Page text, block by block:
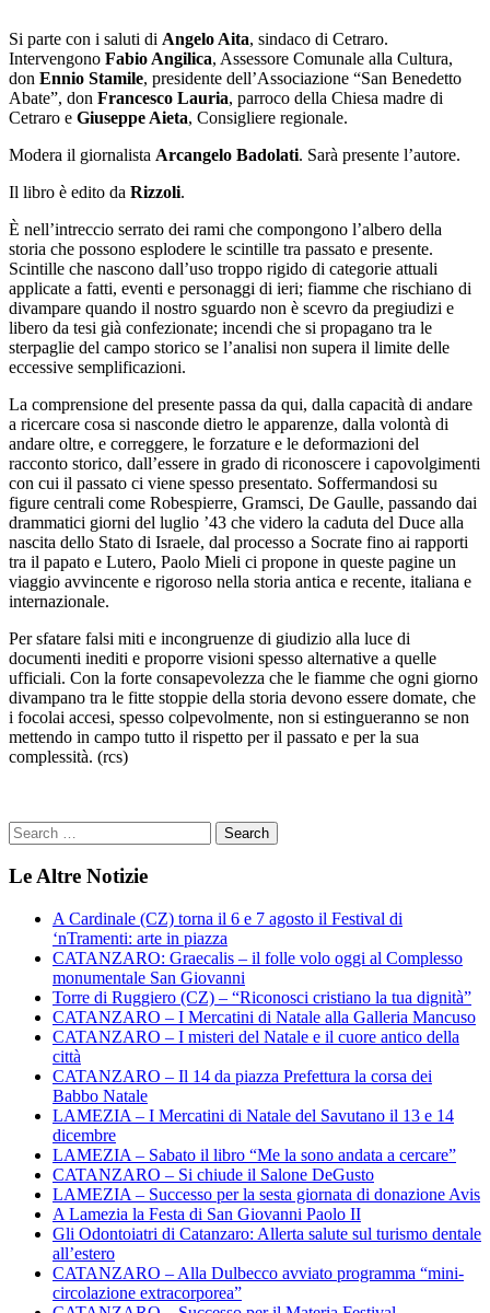
Si parte con i saluti di Angelo Aita, sindaco di Cetraro.
Intervengono Fabio Angilica, Assessore Comunale alla Cultura,
don Ennio Stamile, presidente dell’Associazione “San Benedetto
Abate”, don Francesco Lauria, parroco della Chiesa madre di
Cetraro e Giuseppe Aieta, Consigliere regionale.
Modera il giornalista Arcangelo Badolati. Sarà presente l’autore.
Il libro è edito da Rizzoli.
È nell’intreccio serrato dei rami che compongono l’albero della
storia che possono esplodere le scintille tra passato e presente.
Scintille che nascono dall’uso troppo rigido di categorie attuali
applicate a fatti, eventi e personaggi di ieri; fiamme che rischiano di
divampare quando il nostro sguardo non è scevro da pregiudizi e
libero da tesi già confezionate; incendi che si propagano tra le
sterpaglie del campo storico se l’analisi non supera il limite delle
eccessive semplificazioni.
La comprensione del presente passa da qui, dalla capacità di andare
a ricercare cosa si nasconde dietro le apparenze, dalla volontà di
andare oltre, e correggere, le forzature e le deformazioni del
racconto storico, dall’essere in grado di riconoscere i capovolgimenti
con cui il passato ci viene spesso presentato. Soffermandosi su
figure centrali come Robespierre, Gramsci, De Gaulle, passando dai
drammatici giorni del luglio ’43 che videro la caduta del Duce alla
nascita dello Stato di Israele, dal processo a Socrate fino ai rapporti
tra il papato e Lutero, Paolo Mieli ci propone in queste pagine un
viaggio avvincente e rigoroso nella storia antica e recente, italiana e
internazionale.
Per sfatare falsi miti e incongruenze di giudizio alla luce di
documenti inediti e proporre visioni spesso alternative a quelle
ufficiali. Con la forte consapevolezza che le fiamme che ogni giorno
divampano tra le fitte stoppie della storia devono essere domate, che
i focolai accesi, spesso colpevolmente, non si estingueranno se non
mettendo in campo tutto il rispetto per il passato e per la sua
complessità. (rcs)
Le Altre Notizie
A Cardinale (CZ) torna il 6 e 7 agosto il Festival di
‘nTramenti: arte in piazza
CATANZARO: Graecalis – il folle volo oggi al Complesso
monumentale San Giovanni
Torre di Ruggiero (CZ) – “Riconosci cristiano la tua dignità”
CATANZARO – I Mercatini di Natale alla Galleria Mancuso
CATANZARO – I misteri del Natale e il cuore antico della
città
CATANZARO – Il 14 da piazza Prefettura la corsa dei
Babbo Natale
LAMEZIA – I Mercatini di Natale del Savutano il 13 e 14
dicembre
LAMEZIA – Sabato il libro “Me la sono andata a cercare”
CATANZARO – Si chiude il Salone DeGusto
LAMEZIA – Successo per la sesta giornata di donazione Avis
A Lamezia la Festa di San Giovanni Paolo II
Gli Odontoiatri di Catanzaro: Allerta salute sul turismo dentale
all’estero
CATANZARO – Alla Dulbecco avviato programma “mini-
circolazione extracorporea”